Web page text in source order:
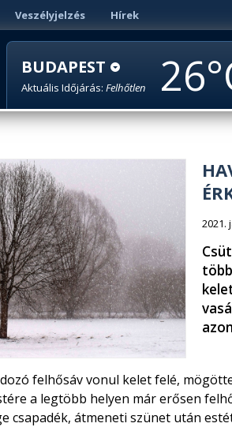
Veszélyjelzés Hírek
BUDAPEST
Aktuális Időjárás: Felhőtlen 26
2021.
felhősáv vonul kelet felé,
a legtöbb helyen már erősen
csapadék, átmeneti szünet után